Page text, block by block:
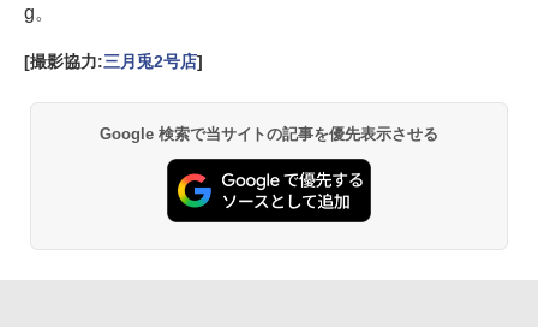
g。
[撮影協力:三月兎2号店]
Google 検索で当サイトの記事を優先表示させる